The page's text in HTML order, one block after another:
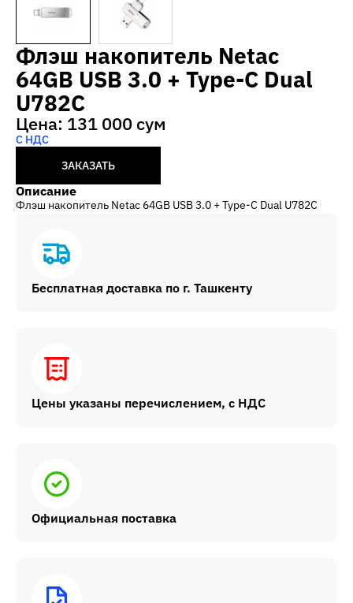
Флэш накопитель Netac
64GB USB 3.0 + Type-C Dual
U782C
Цена: 131 000 сум
С НДС
ЗАКАЗАТЬ
Описание
Флэш накопитель Netac 64GB USB 3.0 + Type-C Dual U782C
Бесплатная доставка по г. Ташкенту
Цены указаны перечислением, с НДС
Официальная поставка